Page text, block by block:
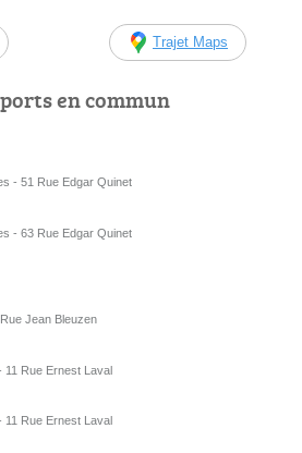
Trajet Maps
en commun
- 51 Rue Edgar Quinet
- 63 Rue Edgar Quinet
Jean Bleuzen
Rue Ernest Laval
Rue Ernest Laval